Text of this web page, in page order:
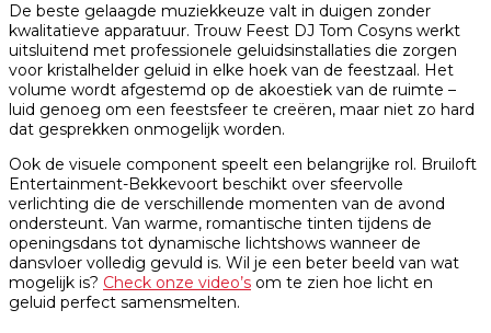
De beste gelaagde muziekkeuze valt in duigen zonder
kwalitatieve apparatuur. Trouw Feest DJ Tom Cosyns werkt
uitsluitend met professionele geluidsinstallaties die zorgen
voor kristalhelder geluid in elke hoek van de feestzaal. Het
volume wordt afgestemd op de akoestiek van de ruimte –
luid genoeg om een feestsfeer te creëren, maar niet zo hard
dat gesprekken onmogelijk worden.
Ook de visuele component speelt een belangrijke rol. Bruiloft
Entertainment-Bekkevoort beschikt over sfeervolle
verlichting die de verschillende momenten van de avond
ondersteunt. Van warme, romantische tinten tijdens de
openingsdans tot dynamische lichtshows wanneer de
dansvloer volledig gevuld is. Wil je een beter beeld van wat
mogelijk is? Check onze video’s om te zien hoe licht en
geluid perfect samensmelten.